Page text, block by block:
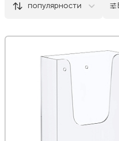
популярности